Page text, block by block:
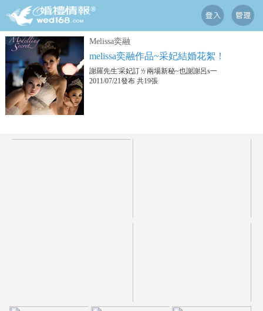
Melissa奕融
melissa奕融作品~采妃結婚花絮！
謝羅先生'采妃訂ㄌ兩場新秘~也謝謝呂s一
2011/07/21發布 共19張